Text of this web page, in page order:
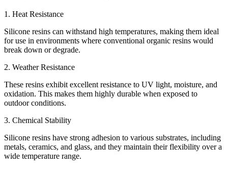
1. Heat Resistance
Silicone resins can withstand high temperatures, making them ideal
for use in environments where conventional organic resins would
break down or degrade.
2. Weather Resistance
These resins exhibit excellent resistance to UV light, moisture, and
oxidation. This makes them highly durable when exposed to
outdoor conditions.
3. Chemical Stability
Silicone resins have strong adhesion to various substrates, including
metals, ceramics, and glass, and they maintain their flexibility over a
wide temperature range.